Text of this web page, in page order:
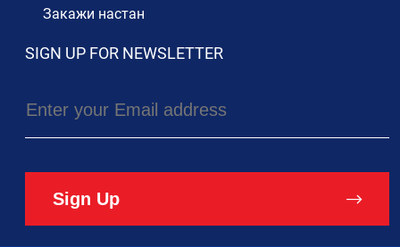
Закажи настан
SIGN UP FOR NEWSLETTER
Sign Up